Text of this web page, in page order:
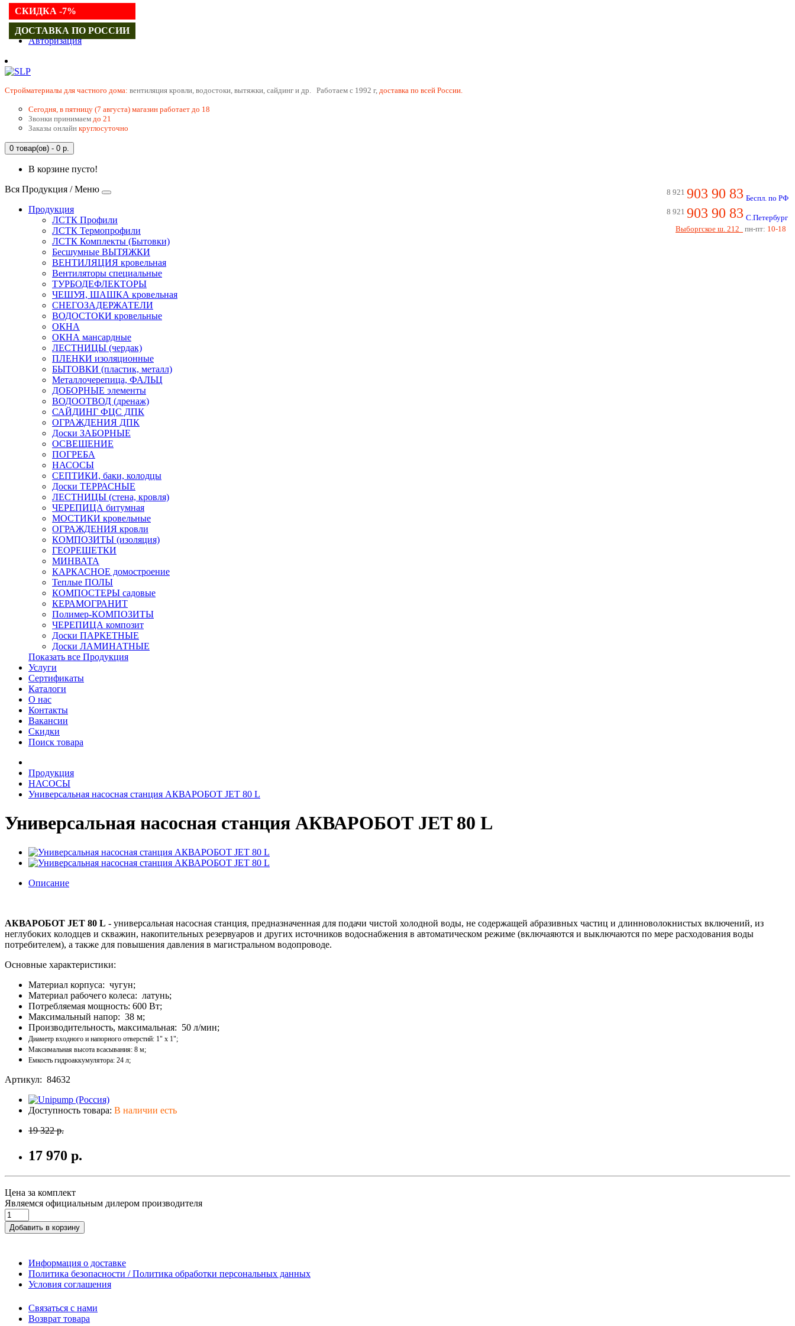
Регистрация
Авторизация
Cтройматериалы для частного дома: вентиляция кровли, водостоки, вытяжки, сайдинг и др. Работаем с 1992 г, доставка по всей России.
Сегодня, в пятницу (7 августа) магазин работает до 18
Звонки принимаем до 21
Заказы онлайн круглосуточно
0 товар(ов) - 0 р.
В корзине пусто!
8 921 903 90 83 Беспл. по РФ
8 921 903 90 83 С.Петербург
Выборгское ш. 212
пн-пт: 10-18
Вся Продукция / Меню
Продукция
ЛСТК Профили
ЛСТК Термопрофили
ЛСТК Комплекты (Бытовки)
Бесшумные ВЫТЯЖКИ
ВЕНТИЛЯЦИЯ кровельная
Вентиляторы специальные
ТУРБОДЕФЛЕКТОРЫ
ЧЕШУЯ, ШАШКА кровельная
СНЕГОЗАДЕРЖАТЕЛИ
ВОДОСТОКИ кровельные
ОКНА
ОКНА мансардные
ЛЕСТНИЦЫ (чердак)
ПЛЕНКИ изоляционные
БЫТОВКИ (пластик, металл)
Металлочерепица, ФАЛЬЦ
ДОБОРНЫЕ элементы
ВОДООТВОД (дренаж)
САЙДИНГ ФЦС ДПК
ОГРАЖДЕНИЯ ДПК
Доски ЗАБОРНЫЕ
ОСВЕЩЕНИЕ
ПОГРЕБА
НАСОСЫ
СЕПТИКИ, баки, колодцы
Доски ТЕРРАСНЫЕ
ЛЕСТНИЦЫ (стена, кровля)
ЧЕРЕПИЦА битумная
МОСТИКИ кровельные
ОГРАЖДЕНИЯ кровли
КОМПОЗИТЫ (изоляция)
ГЕОРЕШЕТКИ
МИНВАТА
КАРКАСНОЕ домостроение
Теплые ПОЛЫ
КОМПОСТЕРЫ садовые
КЕРАМОГРАНИТ
Полимер-КОМПОЗИТЫ
ЧЕРЕПИЦА композит
Доски ПАРКЕТНЫЕ
Доски ЛАМИНАТНЫЕ
Показать все Продукция
Услуги
Сертификаты
Каталоги
О нас
Контакты
Вакансии
Скидки
Поиск товара
Продукция
НАСОСЫ
Универсальная насосная станция АКВАРОБОТ JET 80 L
Универсальная насосная станция АКВАРОБОТ JET 80 L
СКИДКА -7%
ДОСТАВКА ПО РОССИИ
Описание
АКВАРОБОТ JET 80 L - универсальная насосная станция, предназначенная для подачи чистой холодной воды, не содержащей абразивных частиц и длинноволокнистых включений, из
неглубоких колодцев и скважин, накопительных резервуаров и других источников водоснабжения в автоматическом режиме (включаяются и выключаются по мере расходования воды
потребителем), а также для повышения давления в магистральном водопроводе.
Основные характеристики:
Материал корпуса: чугун;
Материал рабочего колеса: латунь;
Потребляемая мощность: 600 Вт;
Максимальный напор: 38 м;
Производительность, максимальная: 50 л/мин;
Диаметр входного и напорного отверстий: 1" x 1";
Максимальная высота всасывания: 8 м;
Емкость гидроаккумулятора: 24 л;
Артикул: 84632
Доступность товара: В наличии есть
19 322 р.
17 970 р.
Цена за комплект
Являемся официальным дилером производителя
Добавить в корзину
Информация о доставке
Политика безопасности / Политика обработки персональных данных
Условия соглашения
Связаться с нами
Возврат товара